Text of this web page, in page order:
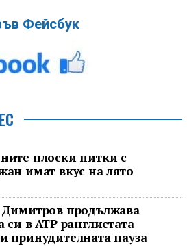
Фейсбук
плоски питки с
имат вкус на лято
Димитров продължава
си в ATP ранглистата
принудителната пауза